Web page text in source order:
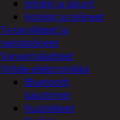
Johdot ja laturit
Kotelot ja telineet
Tv-tarvikkeet ja
seinätelineet
Varavirtalaitteet
Viihde-elektroniikka
Bluetooth
kaiuttimet
Kuulokkeet